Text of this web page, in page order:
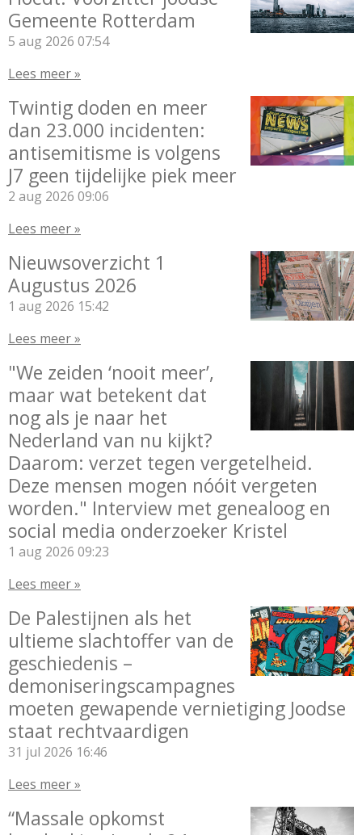
Gemeente Rotterdam
5 aug 2026 07:54
Lees meer »
Twintig doden en meer
dan 23.000 incidenten:
antisemitisme is volgens
J7 geen tijdelijke piek meer
2 aug 2026 09:06
Lees meer »
Nieuwsoverzicht 1
Augustus 2026
1 aug 2026 15:42
Lees meer »
"We zeiden ‘nooit meer’,
maar wat betekent dat
nog als je naar het
Nederland van nu kijkt?
Daarom: verzet tegen vergetelheid.
Deze mensen mogen nóóit vergeten
worden." Interview met genealoog en
social media onderzoeker Kristel
1 aug 2026 09:23
Lees meer »
De Palestijnen als het
ultieme slachtoffer van de
geschiedenis –
demoniseringscampagnes
moeten gewapende vernietiging Joodse
staat rechtvaardigen
31 jul 2026 16:46
Lees meer »
“Massale opkomst